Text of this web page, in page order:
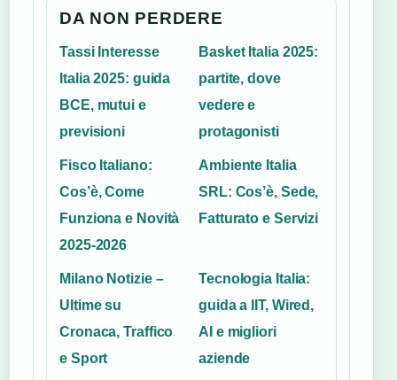
DA NON PERDERE
Tassi Interesse
Italia 2025: guida
BCE, mutui e
previsioni
Basket Italia 2025:
partite, dove
vedere e
protagonisti
Fisco Italiano:
Cos’è, Come
Funziona e Novità
2025-2026
Ambiente Italia
SRL: Cos’è, Sede,
Fatturato e Servizi
Milano Notizie –
Ultime su
Cronaca, Traffico
e Sport
Tecnologia Italia:
guida a IIT, Wired,
AI e migliori
aziende